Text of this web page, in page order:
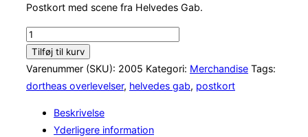
Postkort med scene fra Helvedes Gab.
Postkort
#5
antal
Tilføj til kurv
Varenummer (SKU): 2005 Kategori: Merchandise Tags:
dortheas overlevelser, helvedes gab, postkort
Beskrivelse
Yderligere information